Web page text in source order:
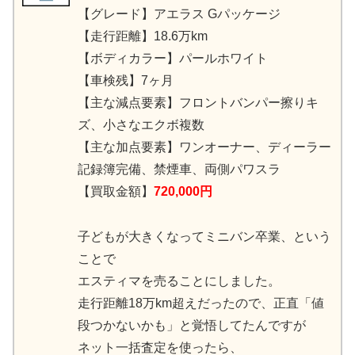
【グレード】アエラス Gパッケージ
【走行距離】18.6万km
【ボディカラー】パールホワイト
【車検残】7ヶ月
【主な減点要素】フロントバンパー擦りキ
ズ、小さなエクボ複数
【主な加点要素】ワンオーナー、ディーラー
記録簿完備、禁煙車、両側パワスラ
【買取金額】 720,000円
子どもが大きくなってミニバン卒業、という
ことで
エスティマを売ることにしました。
走行距離18万km超えだったので、正直「値
段つかないかも」と覚悟してたんですが
ネット一括査定を使ったら、